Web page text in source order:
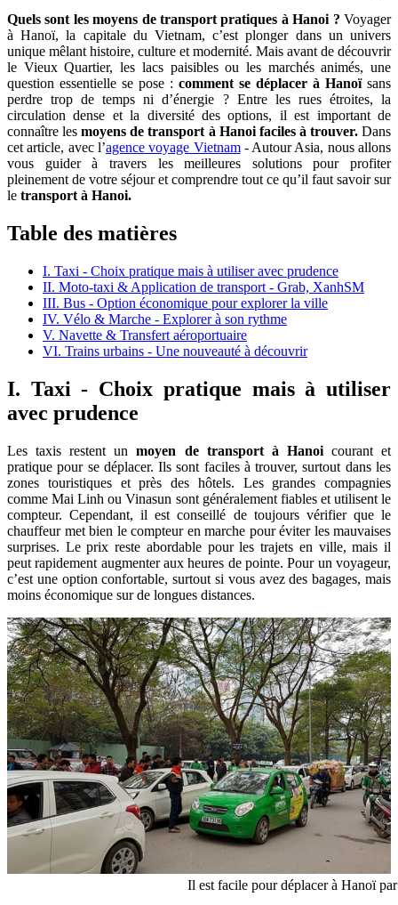
Quels sont les moyens de transport pratiques à Hanoi ? Voyager
à Hanoï, la capitale du Vietnam, c’est plonger dans un univers
unique mêlant histoire, culture et modernité. Mais avant de découvrir
le Vieux Quartier, les lacs paisibles ou les marchés animés, une
question essentielle se pose : comment se déplacer à Hanoïsans
perdre trop de temps ni d’énergie ? Entre les rues étroites, la
circulation dense et la diversité des options, il est important de
connaître lesmoyens de transport à Hanoi faciles à trouver.Dans
cet article, avec l’agence voyage Vietnam- Autour Asia, nous allons
vous guider à travers les meilleures solutions pour profiter
pleinement de votre séjour et comprendre tout ce qu’il faut savoir sur
le transport à Hanoi.
Table des matières
I. Taxi - Choix pratique mais à utiliser avec prudence
II. Moto-taxi & Application de transport - Grab, XanhSM
III. Bus - Option économique pour explorer la ville
IV. Vélo & Marche - Explorer à son rythme
V. Navette & Transfert aéroportuaire
VI. Trains urbains - Une nouveauté à découvrir
I. Taxi - Choix pratique mais à utiliser
avec prudence
Les taxis restent unmoyen de transport à Hanoicourant et
pratique pour se déplacer. Ils sont faciles à trouver, surtout dans les
zones touristiques et près des hôtels. Les grandes compagnies
comme Mai Linh ou Vinasun sont généralement fiables et utilisent le
compteur. Cependant, il est conseillé de toujours vérifier que le
chauffeur met bien le compteur en marche pour éviter les mauvaises
surprises. Le prix reste abordable pour les trajets en ville, mais il
peut rapidement augmenter aux heures de pointe. Pour un voyageur,
c’est une option confortable, surtout si vous avez des bagages, mais
moins économique sur de longues distances.
Il est facile pour déplacer à Hanoï